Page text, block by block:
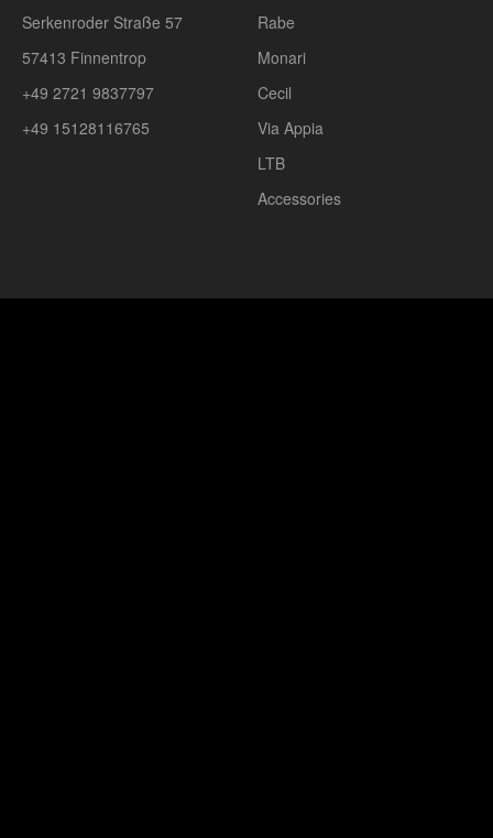
Serkenroder Straße 57
57413 Finnentrop
+49 2721 9837797
+49 15128116765
Rabe
Monari
Cecil
Via Appia
LTB
Accessories